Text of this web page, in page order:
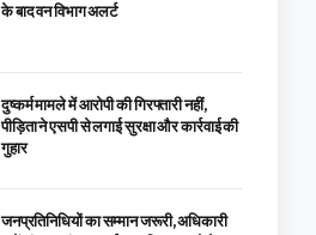
के बाद वन विभाग अलर्ट
दुष्कर्म मामले में आरोपी की गिरफ्तारी नहीं,
पीड़िता ने एसपी से लगाई सुरक्षा और कार्रवाई की
गुहार
जनप्रतिनिधियों का सम्मान जरूरी, अधिकारी